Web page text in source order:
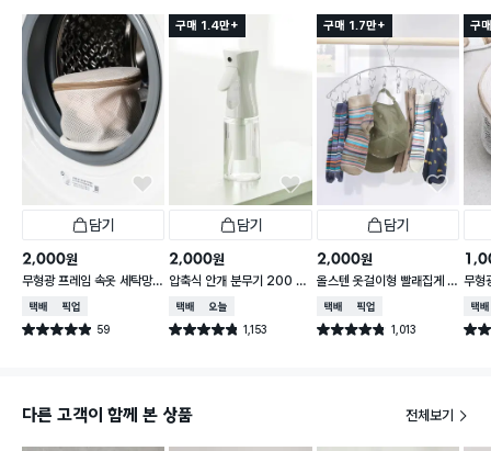
담기
2,000원
무형광 프레임 속옷 세탁망 1
6 X 16 X 15 cm
택배배송매장픽업
별점 4.9점 59
건 작성
구매 1.4만+
담기
2,000원
압축식 안개 분무기 200 m
택배배송오늘배송
별점 4.8점 1,153
건 작성
구매 1.7만+
담기
2,000원
올스텐 옷걸이형 빨래집게 1
0P
택배배송매장픽업
별점 4.8점 1,013
건 작성
구
무형
택배
별점
다른 고객이 함께 본 상품 전체보기